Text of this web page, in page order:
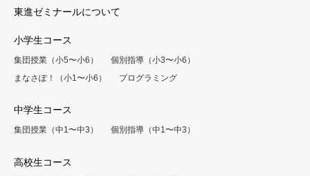
東進ゼミナールについて
小学生コース
集団授業（小5〜小6）
個別指導（小3〜小6）
まなさぽ！（小1〜小6）
プログラミング
中学生コース
集団授業（中1〜中3） 個別指導（中1〜中3）
高校生コース